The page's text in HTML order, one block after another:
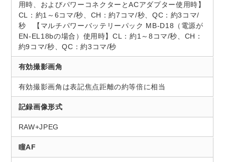
用時、およびパワーコネクターとACアダプター使用時】
CL：約1～6コマ/秒、CH：約7コマ/秒、QC：約3コマ/
秒 【マルチパワーバッテリーパック MB-D18（電源が
EN-EL18bの場合）使用時】CL：約1～8コマ/秒、CH：
約9コマ/秒、QC：約3コマ/秒
有効撮影画角
有効撮影画角は表記焦点距離の約等倍に相当
記録画像形式
RAW+JPEG
瞳AF